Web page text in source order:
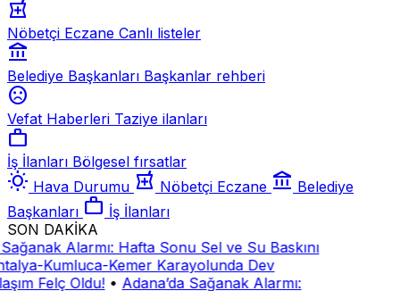
local_pharmacy
Nöbetçi Eczane Canlı listeler
account_balance
Belediye Başkanları Başkanlar rehberi
sentiment_dissatisfied
Vefat Haberleri Taziye ilanları
work
İş İlanları Bölgesel fırsatlar
wb_sunny Hava Durumu local_pharmacy Nöbetçi Eczane account_balance Belediye
Başkanları work İş İlanları
SON DAKİKA
Alarmı: Hafta Sonu Sel ve Su Baskını
Kumluca-Kemer Karayolunda Dev
Felç Oldu! • Adana’da Sağanak Alarmı: